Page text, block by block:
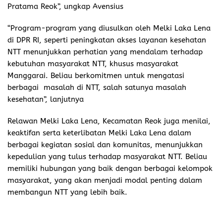
Pratama Reok”, ungkap Avensius
“Program-program yang diusulkan oleh Melki Laka Lena
di DPR RI, seperti peningkatan akses layanan kesehatan
NTT menunjukkan perhatian yang mendalam terhadap
kebutuhan masyarakat NTT, khusus masyarakat
Manggarai. Beliau berkomitmen untuk mengatasi
berbagai masalah di NTT, salah satunya masalah
kesehatan”, lanjutnya
Relawan Melki Laka Lena, Kecamatan Reok juga menilai,
keaktifan serta keterlibatan Melki Laka Lena dalam
berbagai kegiatan sosial dan komunitas, menunjukkan
kepedulian yang tulus terhadap masyarakat NTT. Beliau
memiliki hubungan yang baik dengan berbagai kelompok
masyarakat, yang akan menjadi modal penting dalam
membangun NTT yang lebih baik.